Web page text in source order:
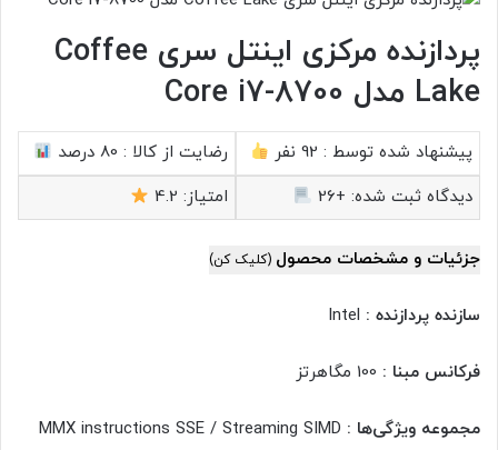
پردازنده مرکزی اینتل سری Coffee
Lake مدل Core i7-8700
پیشنهاد شده توسط : 92 نفر رضایت از کالا : 80 درصد
دیدگاه ثبت شده: +26 امتیاز: 4.2
جزئیات و مشخصات محصول (کلیک کن)
سازنده پردازنده :
فرکانس مبنا :
مجموعه ویژگی‌ها : MMX instructions SSE / Streaming SIMD